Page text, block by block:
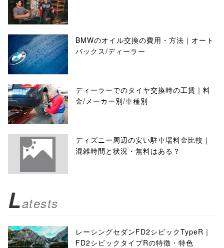
BMWのオイル交換の費用・方法｜オート
バックス/ディーラー
ディーラーでのタイヤ交換時の工賃｜料
金/メーカー別/車種別
ディズニー周辺の安い駐車場料金比較｜
混雑時間と状況・無料はある？
Latests
レーシングセダンFD2シビックTypeR｜
FD2シビックタイプRの特徴・特色